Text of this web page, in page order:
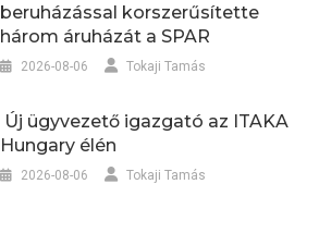
beruházással korszerűsítette
három áruházát a SPAR
2026-08-06 Tokaji Tamás
Új ügyvezető igazgató az ITAKA
Hungary élén
2026-08-06 Tokaji Tamás